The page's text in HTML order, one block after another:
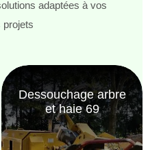
adaptées à vos
projets
Dessouchage arbre
et haie 69